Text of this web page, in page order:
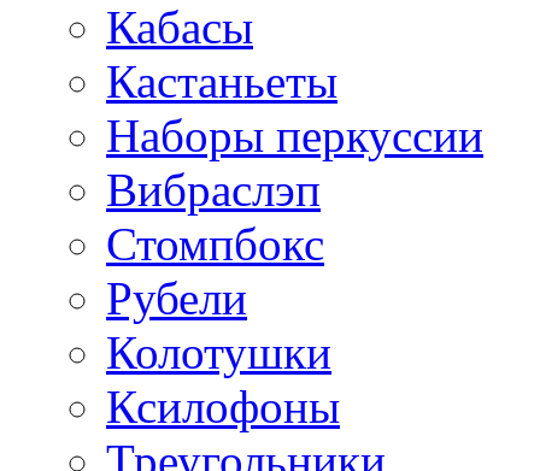
Кабасы
Кастаньеты
Наборы перкуссии
Вибраслэп
Стомпбокс
Рубели
Колотушки
Ксилофоны